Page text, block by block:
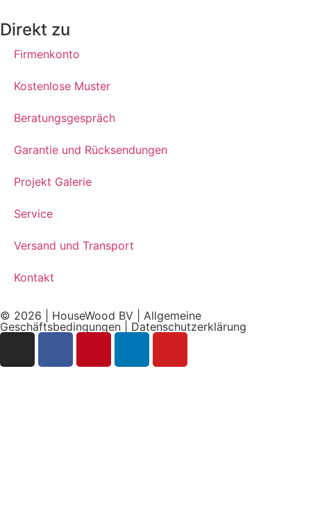
Direkt zu
Firmenkonto
Kostenlose Muster
Beratungsgespräch
Garantie und Rücksendungen
Projekt Galerie
Service
Versand und Transport
Kontakt
© 2026 | HouseWood BV | Allgemeine
Geschäftsbedingungen
Datenschutzerklärung